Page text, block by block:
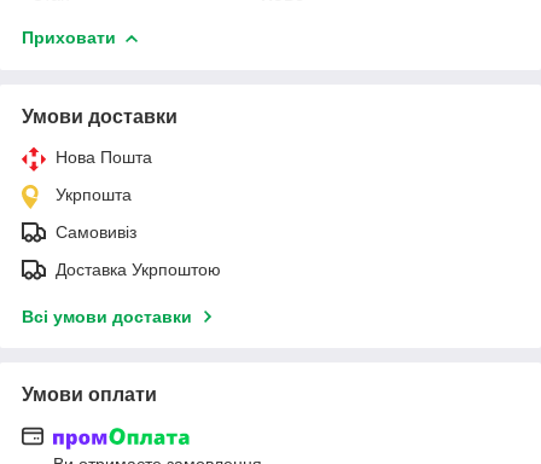
Приховати
Умови доставки
Нова Пошта
Укрпошта
Самовивіз
Доставка Укрпоштою
Всі умови доставки
Умови оплати